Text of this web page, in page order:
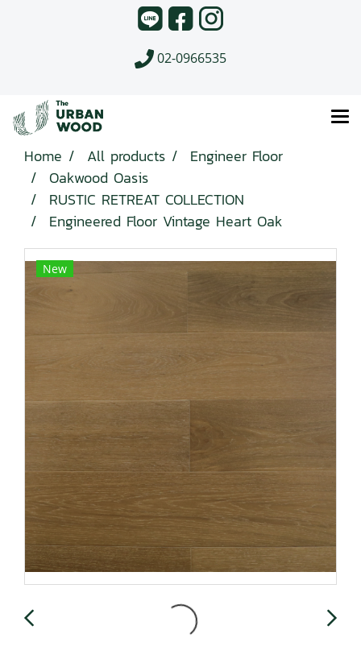
02-0966535
Home All products
Engineer Floor
Oakwood Oasis
RUSTIC RETREAT COLLECTION
Engineered Floor Vintage Heart Oak
New